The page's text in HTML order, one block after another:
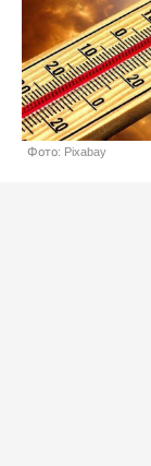
Фото: Pixabay